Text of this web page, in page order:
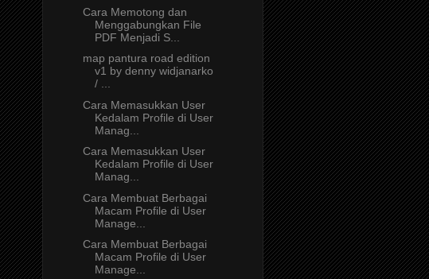
Cara Memotong dan
Menggabungkan File
PDF Menjadi S...
map pantura road edition
v1 by denny widjanarko
/ ...
Cara Memasukkan User
Kedalam Profile di User
Manag...
Cara Memasukkan User
Kedalam Profile di User
Manag...
Cara Membuat Berbagai
Macam Profile di User
Manage...
Cara Membuat Berbagai
Macam Profile di User
Manage...